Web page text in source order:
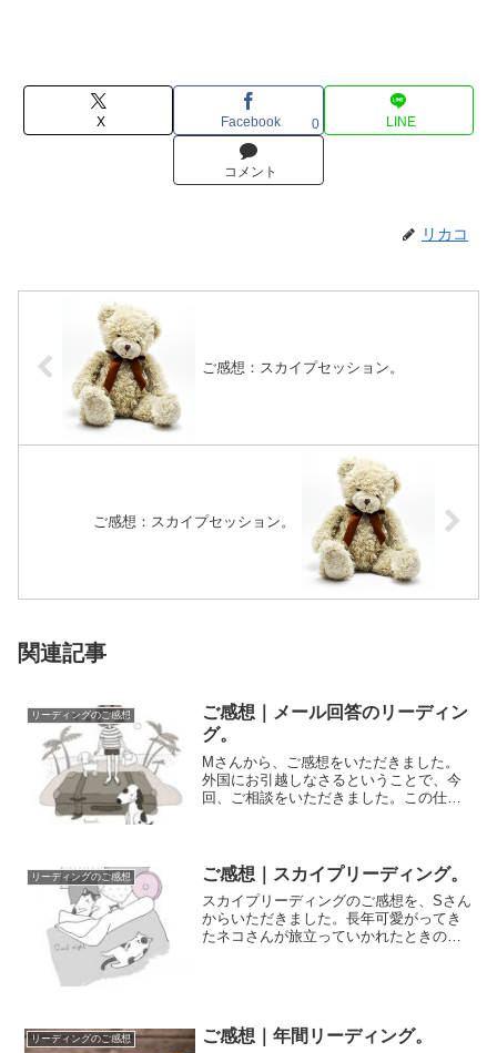
X Facebook 0 LINE
コメント
リカコ
ご感想：スカイプセッション。
ご感想：スカイプセッション。
関連記事
リーディングのご感想
ご感想｜メール回答のリーディン
グ。
Mさんから、ご感想をいただきました。
外国にお引越しなさるということで、今
回、ご相談をいただきました。この仕事
リーディングのご感想 ご感想｜スカイプリーディング。
スカイプリーディングのご感想を、Sさん
からいただきました。長年可愛がってき
たネコさんが旅立っていかれたときのこ
リーディングのご感想 ご感想｜年間リーディング。